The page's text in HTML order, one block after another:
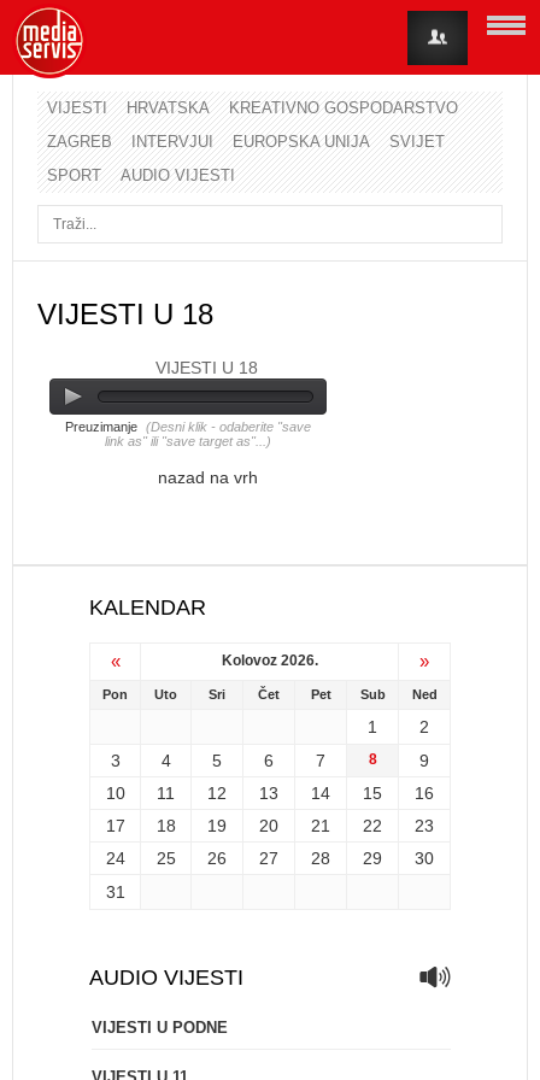
VIJESTI HRVATSKA
KREATIVNO GOSPODARSTVO
ZAGREB
INTERVJUI EUROPSKA UNIJA
SVIJET
SPORT
AUDIO VIJESTI
VIJESTI U 18
VIJESTI U 18
Preuzimanje (Desni klik - odaberite "save
link as" ili "save target as"...)
nazad na vrh
KALENDAR
« Kolovoz 2026. »
Pon Uto Sri Čet Pet Sub Ned
1
2
3
4 5 6 7 8
9
10
11 12 13 14 15
16
17
18 19 20 21 22
23
24
25 26 27 28 29
30
31
AUDIO VIJESTI
VIJESTI U PODNE
Korisničko ime
Lozinka
Zaboravili ste lozinku?